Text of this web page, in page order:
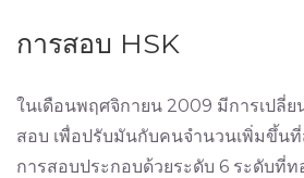
การสอบ HSK
ในเดือนพฤศจิกายน 2009 มีการเปลี่
สอบ เพื่อปรับมันกับคนจำนวนเพิ่มขึ้น
การสอบประกอบด้วยระดับ 6 ระดับที่